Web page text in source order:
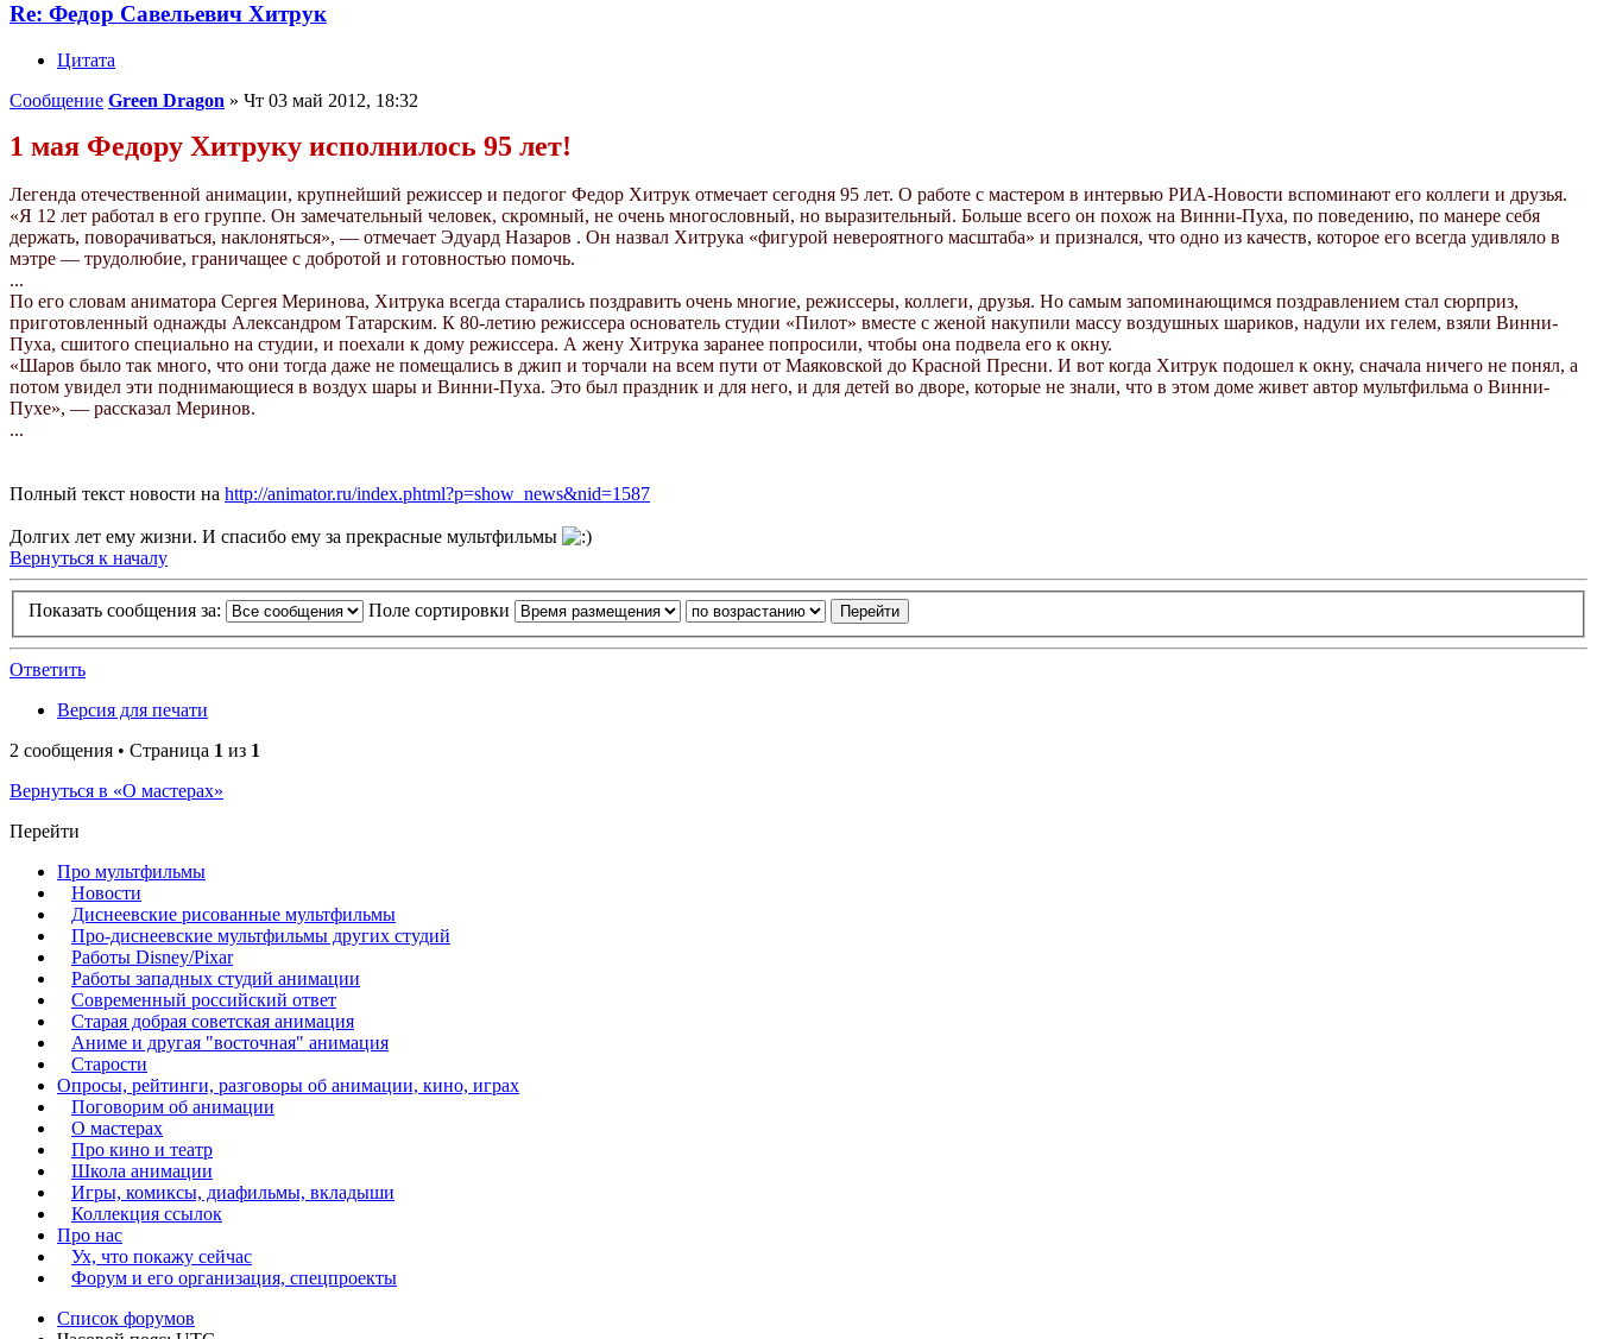
Re: Федор Савельевич Хитрук
Цитата
Сообщение Green Dragon » Чт 03 май 2012, 18:32
1 мая Федору Хитруку исполнилось 95 лет!
Легенда отечественной анимации, крупнейший режиссер и педогог Федор Хитрук отмечает сегодня 95 лет. О работе с мастером в интервью РИА-Новости вспоминают его коллеги и друзья.
«Я 12 лет работал в его группе. Он замечательный человек, скромный, не очень многословный, но выразительный. Больше всего он похож на Винни-Пуха, по поведению, по манере себя
держать, поворачиваться, наклоняться», — отмечает Эдуард Назаров . Он назвал Хитрука «фигурой невероятного масштаба» и признался, что одно из качеств, которое его всегда удивляло в
мэтре — трудолюбие, граничащее с добротой и готовностью помочь.
...
По его словам аниматора Сергея Меринова, Хитрука всегда старались поздравить очень многие, режиссеры, коллеги, друзья. Но самым запоминающимся поздравлением стал сюрприз,
приготовленный однажды Александром Татарским. К 80-летию режиссера основатель студии «Пилот» вместе с женой накупили массу воздушных шариков, надули их гелем, взяли Винни-
Пуха, сшитого специально на студии, и поехали к дому режиссера. А жену Хитрука заранее попросили, чтобы она подвела его к окну.
«Шаров было так много, что они тогда даже не помещались в джип и торчали на всем пути от Маяковской до Красной Пресни. И вот когда Хитрук подошел к окну, сначала ничего не понял, а
потом увидел эти поднимающиеся в воздух шары и Винни-Пуха. Это был праздник и для него, и для детей во дворе, которые не знали, что в этом доме живет автор мультфильма о Винни-
Пухе», — рассказал Меринов.
...
Полный текст новости на http://animator.ru/index.phtml?p=show_news&nid=1587
Долгих лет ему жизни. И спасибо ему за прекрасные мультфильмы
Вернуться к началу
Показать сообщения за: Поле сортировки
Ответить
Версия для печати
2 сообщения • Страница 1 из 1
Вернуться в «О мастерах»
Перейти
Про мультфильмы
Новости
Диснеевские рисованные мультфильмы
Про-диснеевские мультфильмы других студий
Работы Disney/Pixar
Работы западных студий анимации
Современный российский ответ
Старая добрая советская анимация
Аниме и другая "восточная" анимация
Старости
Опросы, рейтинги, разговоры об анимации, кино, играх
Поговорим об анимации
О мастерах
Про кино и театр
Школа анимации
Игры, комиксы, диафильмы, вкладыши
Коллекция ссылок
Про нас
Ух, что покажу сейчас
Форум и его организация, спецпроекты
Список форумов